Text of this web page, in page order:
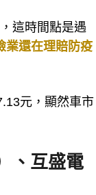
這時間點是遇
業還在理賠防疫
元，顯然車市
、互盛電